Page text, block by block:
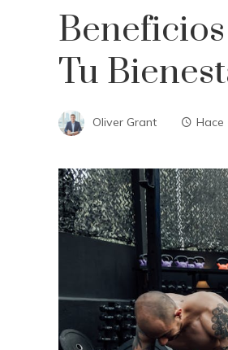
Tu
Oliver Grant Hace